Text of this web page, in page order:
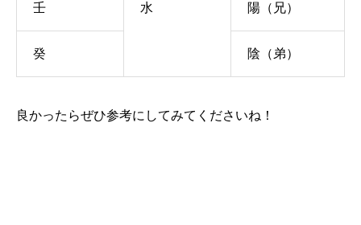
壬 水 陽（兄）
癸 陰（弟）
良かったらぜひ参考にしてみてくださいね！